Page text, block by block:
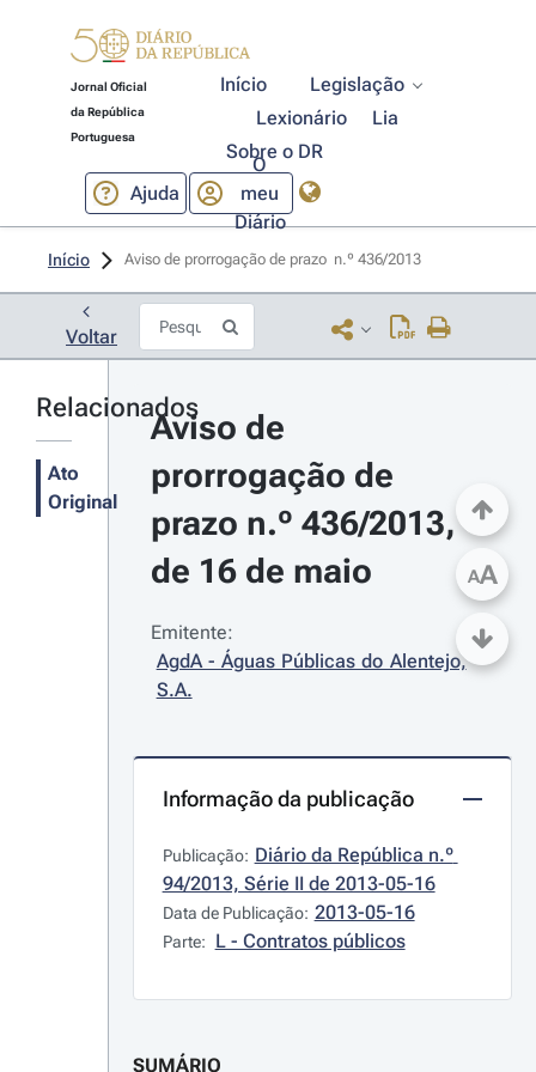
Jornal Oficial
da República
Portuguesa
Início
Legislação
Lexionário
Lia
Sobre o DR
Ajuda
O
meu
Diário
Início Aviso de prorrogação de prazo  n.º 436/2013
Voltar
Relacionados
Ato
Original
Aviso de
prorrogação de
prazo n.º 436/2013,
de 16 de maio
Emitente:
AgdA - Águas Públicas do Alentejo,
S.A.
Informação da publicação
Publicação: Diário da República n.º
94/2013, Série II de 2013-05-16
Data de Publicação: 2013-05-16
Parte: L - Contratos públicos
SUMÁRIO
AA